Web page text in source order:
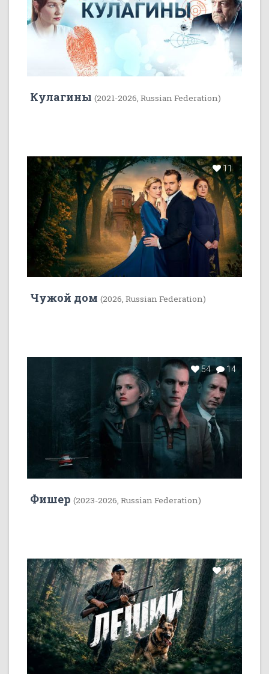
Кулагины (2021-2026, Russian Federation)
11
Чужой дом (2026, Russian Federation)
54 14
Фишер (2023-2026, Russian Federation)
11